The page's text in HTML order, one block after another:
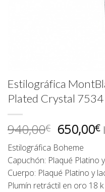
Estilográfica
Plated Crystal 7534
940,00€ El
precio
original
era:
940,00€.
650,00€
Estilográfica Boheme
Capuchón: Plaqué Platino
Cuerpo: Plaqué Platino y
Plumín retráctil en oro 18 k